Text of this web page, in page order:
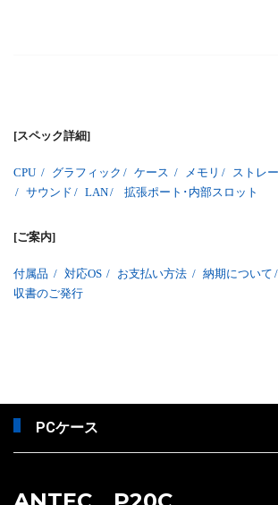
[スペック詳細]
CPU / グラフィック / ケース / メモリ / ストレ
/ サウンド / LAN/ 拡張ポート･内部スロット
[ご案内]
付属品 / 対応OS / お支払い方法 / 納期について /
収書のご発行
PCケース